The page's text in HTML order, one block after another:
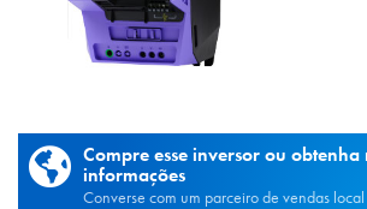
Compre esse inversor ou obtenha
informações
Converse com um parceiro de vendas local